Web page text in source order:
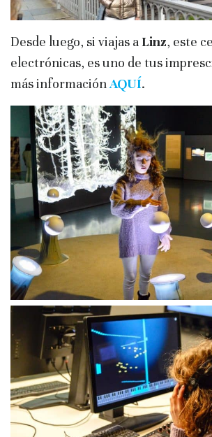
Desde luego, si viajas a Linz, este
electrónicas, es uno de tus
más informaciónAQUÍ.